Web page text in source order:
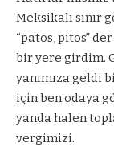
Meksikalı sınır
“patos, pitos”
bir yere girdim.
yanımıza geldi
için ben odaya
yanda halen
vergimizi.